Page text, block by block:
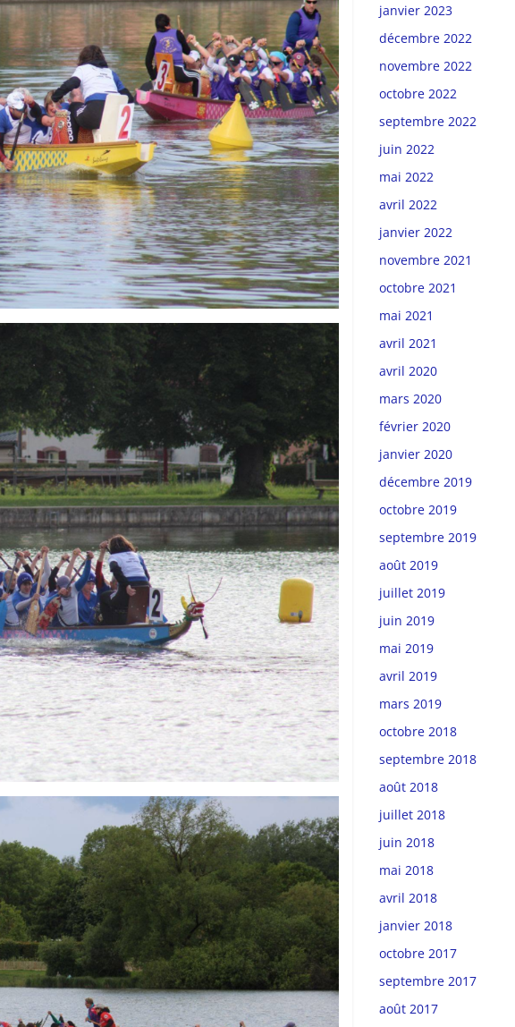
janvier 2023
décembre 2022
novembre 2022
octobre 2022
septembre 2022
juin 2022
mai 2022
avril 2022
janvier 2022
novembre 2021
octobre 2021
mai 2021
avril 2021
avril 2020
mars 2020
février 2020
janvier 2020
décembre 2019
octobre 2019
septembre 2019
août 2019
juillet 2019
juin 2019
mai 2019
avril 2019
mars 2019
octobre 2018
septembre 2018
août 2018
juillet 2018
juin 2018
mai 2018
avril 2018
janvier 2018
octobre 2017
septembre 2017
août 2017